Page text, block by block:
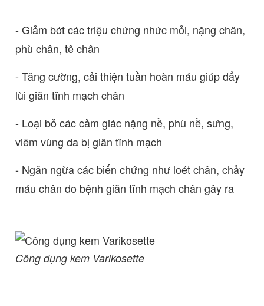
- Giảm bớt các triệu chứng nhức mỏi, nặng chân,
phù chân, tê chân
- Tăng cường, cải thiện tuần hoàn máu giúp đẩy
lùi giãn tĩnh mạch chân
- Loại bỏ các cảm giác nặng nề, phù nề, sưng,
viêm vùng da bị giãn tĩnh mạch
- Ngăn ngừa các biến chứng như loét chân, chảy
máu chân do bệnh giãn tĩnh mạch chân gây ra
Công dụng kem Varikosette